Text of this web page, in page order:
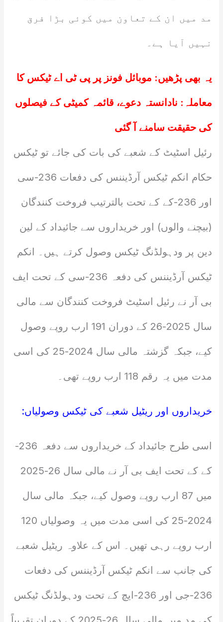
مد میں ان کے تعاون میں کوئی بڑا فرق
نہیں آیا ہے۔
یہ بھی پڑھیں: موبائل فونز پر پی ٹی اے ٹیکس کا
معاملہ: نادانستہ دعوے، قائمہ کمیٹی کے فیصلوں
کی حقیقت سامنے آ گئی
رئیل اسٹیٹ کے شعبے کی بات کی جائے تو ٹیکس
حکام انکم ٹیکس آرڈیننس کی دفعات 236-سی
اور 236-کے کے تحت بالترتیب فروخت کنندگان
(بیچنے والوں) اور خریداروں سے جائیداد کے لین
دین پر ودہولڈنگ ٹیکس وصول کرتے ہیں۔ انکم
ٹیکس آرڈیننس کی دفعہ 236-سی کے تحت ایف
بی آر نے رئیل اسٹیٹ فروخت کنندگان سے مالی
سال 2025-26 کے دوران 191 ارب روپے وصول
کیے، جبکہ گزشتہ مالی سال 2024-25 کی اسی
مدت میں یہ رقم 118 ارب روپے تھی۔
خریداروں اور ریٹیل شعبے کی ٹیکس وصولیاں:
اسی طرح جائیداد کے خریداروں سے دفعہ 236-
کے کے تحت ایف بی آر نے مالی سال 26-2025
میں 87 ارب روپے وصول کیے، جبکہ مالی سال
2024-25 کی اسی مدت میں یہ وصولیاں 120
ارب روپے رہی تھیں۔ اس کے علاوہ ریٹیل شعبے
کی جانب سے انکم ٹیکس آرڈیننس کی دفعات
236-جی اور 236-ایچ کے تحت ودہولڈنگ ٹیکس